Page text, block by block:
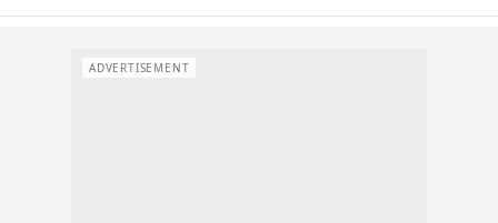
ADVERTISEMENT